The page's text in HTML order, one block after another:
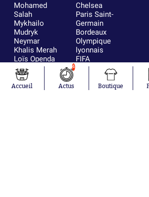
Mohamed
Salah
Mykhailo
Mudryk
Neymar
Khalis Merah
Loïs Openda
Moussa
Niakhaté
Nicolás
Chelsea
Paris Saint-
Germain
Bordeaux
Olympique
lyonnais
FIFA
Real Madrid
RC Strasbourg
AC Milan
Accueil
4
Actus Boutique